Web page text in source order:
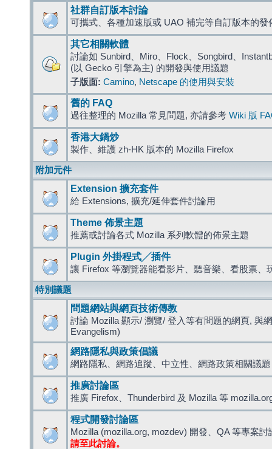
社群自訂版本討論
可攜式、各種加速版或 UAO 補完等自訂版本的發
其它相關軟體
討論如 Sunbird、Miro、Flock、Songbird、
(以 Gecko 引擎為主) 的開發與使用議題
子版面: Camino, Netscape 的使用與安裝
舊的 FAQ
過往整理的 Mozilla 常見問題, 亦請參考 Wiki 版
香港大鍋炒
製作、維護 zh-HK 版本的 Mozilla Firefox
附加元件
Extension 擴充套件
給 Extensions, 擴充/延伸套件討論用
Theme 佈景主題
推薦或討論各式 Mozilla 系列軟體的佈景主題
Plugin 外掛程式╱插件
讓 Firefox 等瀏覽器能看影片、聽音樂、看股票、
特別議題
問題網站與網頁技術傳教
討論 Mozilla 顯示/ 瀏覽/ 登入等有問題的網頁, 與
Evangelism)
網路隱私與政策倡議
網路隱私、網路追蹤、中立性、網路政策相關議題
推廣討論區
推廣 Firefox、Thunderbird 及 Mozilla 等
程式開發討論區
Mozilla (mozilla.org, mozdev) 開發、QA 等專案討
請至此討論。